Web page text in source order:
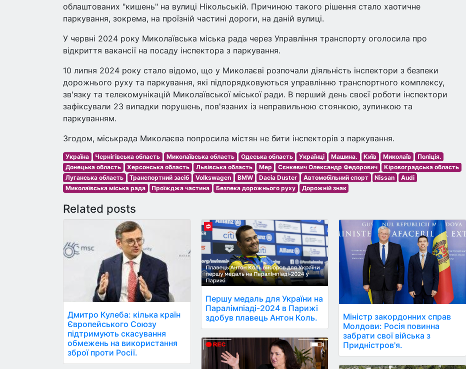
облаштованих "кишень" на вулиці Нікольській. Причиною такого рішення стало хаотичне
паркування, зокрема, на проїзній частині дороги, на даній вулиці.
У червні 2024 року Миколаївська міська рада через Управління транспорту оголосила про
відкриття вакансії на посаду інспектора з паркування.
10 липня 2024 року стало відомо, що у Миколаєві розпочали діяльність інспектори з безпеки
дорожнього руху та паркування, які підпорядковуються управлінню транспортного комплексу,
зв'язку та телекомунікацій Миколаївської міської ради. В перший день своєї роботи інспектори
зафіксували 23 випадки порушень, пов'язаних із неправильною стоянкою, зупинкою та
паркуванням.
Згодом, міськрада Миколаєва попросила містян не бити інспекторів з паркування.
Україна Чернігівська область Миколаївська область Одеська область Українці Машина. Київ Миколаїв
Поліція.
Донецька область
Херсонська область Львівська область Мер Сєнкевич Олександр Федорович
Кіровоградська область
Луганська область
Транспортний засіб Volkswagen BMW Dacia Duster Автомобільний спорт Nissan
Audi
Миколаївська міська рада
Проїжджа частина Безпека дорожнього руху Дорожній знак
Related posts
Дмитро Кулеба: кілька країн
Європейського Союзу
підтримують скасування
обмежень на використання
зброї проти Росії.
Першу медаль для України на
Паралімпіаді-2024 в Парижі
здобув плавець Антон Коль.
Міністр закордонних справ
Молдови: Росія повинна
забрати свої війська з
Придністров'я.